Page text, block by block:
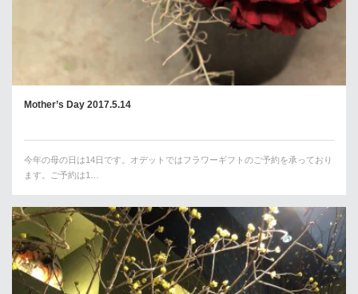
Mother’s Day 2017.5.14
今年の母の日は14日です。オデットではフラワーギフトのご予約を承っており
ます。ご予約は1…